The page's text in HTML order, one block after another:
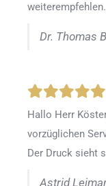
weiterempfehlen.
Dr. Thomas
Hallo Herr
vorzüglichen
Der Druck sieht
Astrid